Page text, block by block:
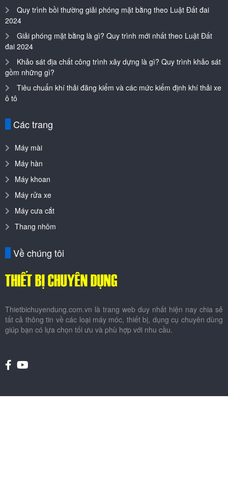
Quy trình bồi thường giải phóng mặt bằng theo Luật Đất đai
2024
Giải phóng mặt bằng là gì? Quy trình mới nhất theo Luật Đất
đai 2024
Khảo sát địa chất công trình xây dựng là gì? Quy trình khảo sát
gồm những gì?
Tiêu chuẩn khí thải đăng kiểm và các mức kiểm định khí thải xe
ô tô
Các trang
Máy mài
Máy hàn
Máy khoan
Máy rửa xe
Máy cưa cắt
Thang nhôm
Về chúng tôi
Thietbichuyendung.com.vn là trang web duy nhất hiện nay chia sẻ
tất cả thông tin về các loại máy móc, thiết bị, dụng cụ chuyên dùng
giúp bạn có lựa chọn tối ưu và phù hợp với nhu cầu.